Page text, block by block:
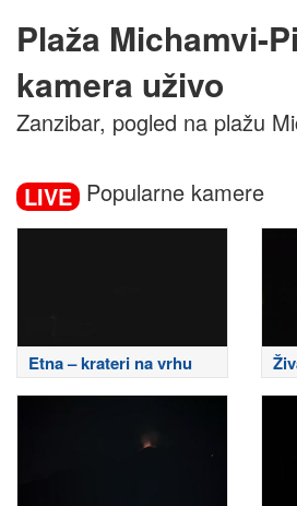
Plaža Michamvi-
kamera uživo
Zanzibar, pogled na plažu
LIVE Popularne kamere
Etna – krateri na vrhu